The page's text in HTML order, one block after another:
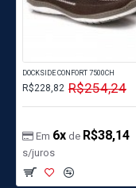
DOCKSIDE CONFORT 7500CH
R$228,82 R$254,24
Em 6x de R$38,14
s/juros